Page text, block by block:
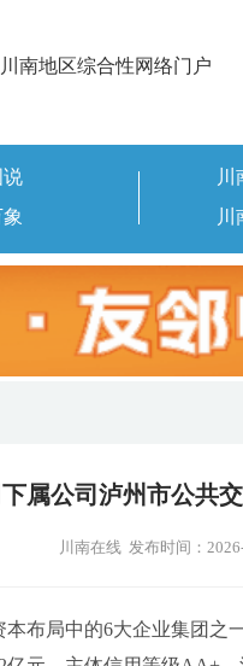
川南地区综合性网络门户
说
川
川
属公司泸州市公共
川南在线 发布时间：
局中的6大企业集团之